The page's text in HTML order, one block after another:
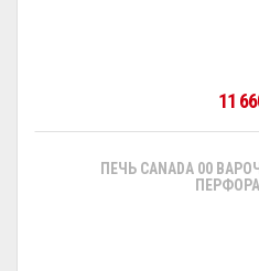
11
ПЕЧЬ CANADA 00